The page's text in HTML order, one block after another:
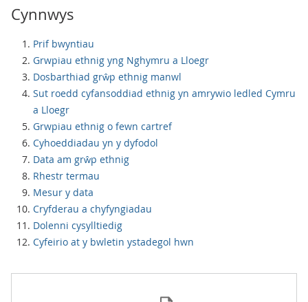
Cynnwys
Prif bwyntiau
Grwpiau ethnig yng Nghymru a Lloegr
Dosbarthiad grŵp ethnig manwl
Sut roedd cyfansoddiad ethnig yn amrywio ledled Cymru
a Lloegr
Grwpiau ethnig o fewn cartref
Cyhoeddiadau yn y dyfodol
Data am grŵp ethnig
Rhestr termau
Mesur y data
Cryfderau a chyfyngiadau
Dolenni cysylltiedig
Cyfeirio at y bwletin ystadegol hwn